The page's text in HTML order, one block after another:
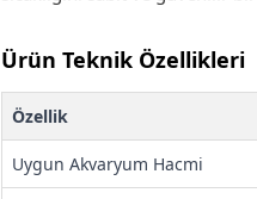
Ürün Teknik Özellikleri
Özellik
Uygun Akvaryum Hacmi